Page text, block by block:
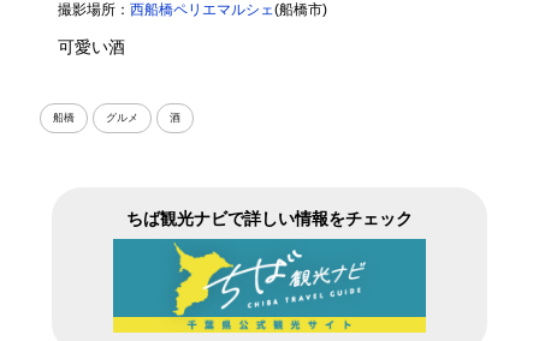
撮影場所：西船橋ペリエマルシェ(船橋市)
可愛い酒
船橋 グルメ 酒
ちば観光ナビで詳しい情報をチェック